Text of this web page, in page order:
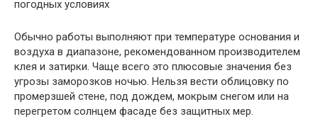
Обычно работы выполняют при температуре основания и
воздуха в диапазоне, рекомендованном производителем
клея и затирки. Чаще всего это плюсовые значения без
угрозы заморозков ночью. Нельзя вести облицовку по
промерзшей стене, под дождем, мокрым снегом или на
перегретом солнцем фасаде без защитных мер.